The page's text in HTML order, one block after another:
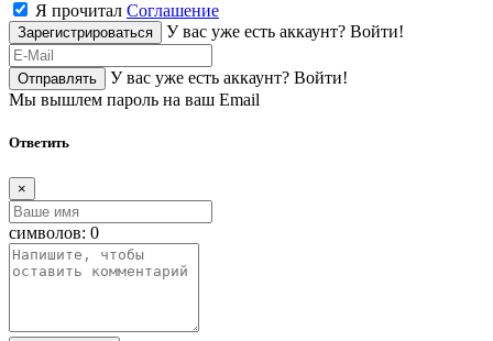
Я прочитал Соглашение
Зарегистрироваться У вас уже есть аккаунт? Войти!
Отправлять У вас уже есть аккаунт? Войти!
Мы вышлем пароль на ваш Email
Ответить
×
символов: 0